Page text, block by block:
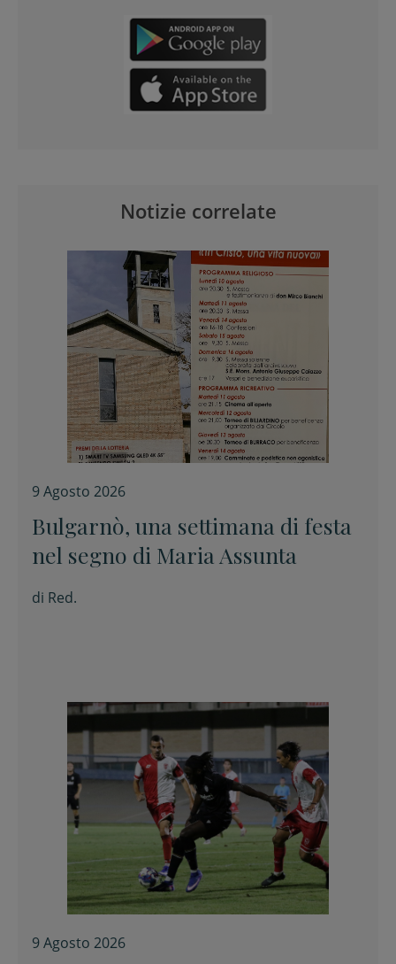
Notizie correlate
9 Agosto 2026
Bulgarnò, una settimana di festa
nel segno di Maria Assunta
di Red.
9 Agosto 2026